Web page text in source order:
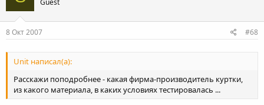
8 Окт 2007 #68
Unit написал(а):
Расскажи поподробнее - какая фирма-производитель куртки,
из какого материала, в каких условиях тестировалась ...